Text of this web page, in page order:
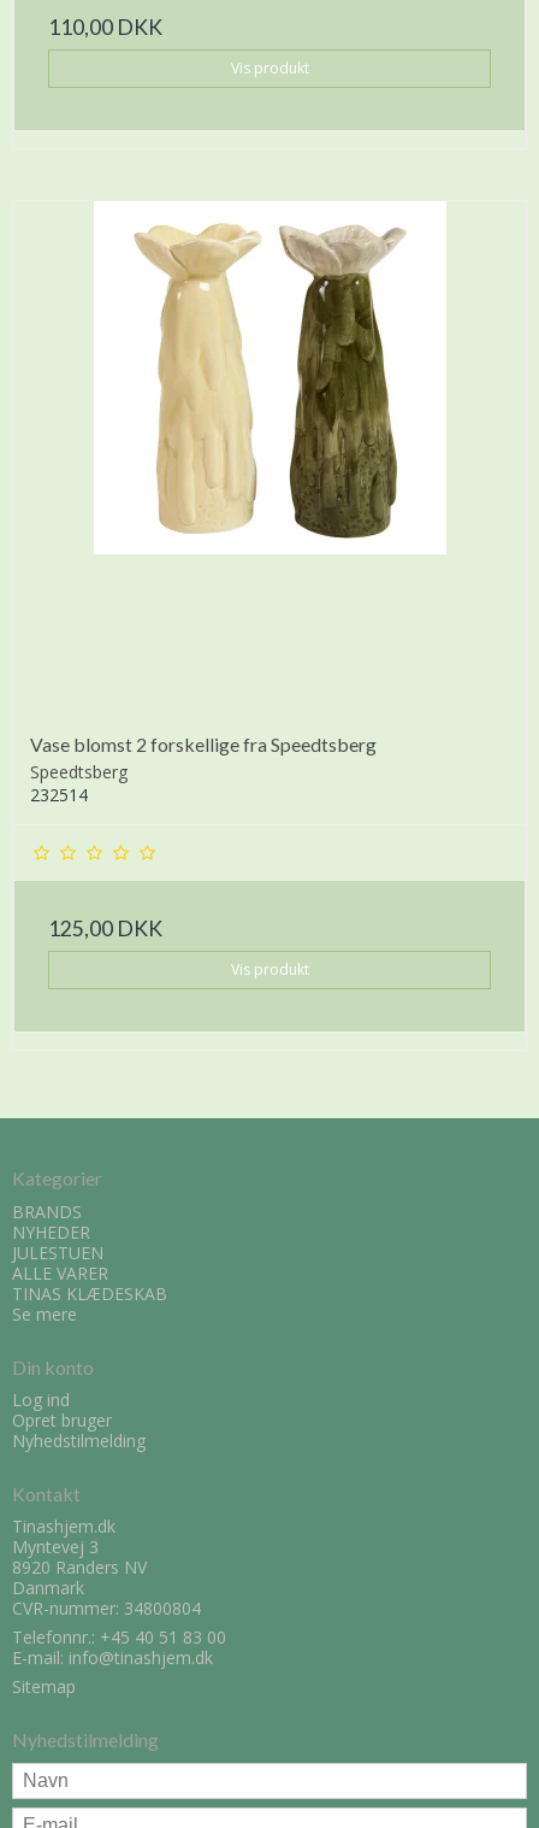
110,00 DKK
Vis produkt
Vase blomst 2 forskellige fra Speedtsberg
Speedtsberg
232514
125,00 DKK
Vis produkt
Kategorier
BRANDS
NYHEDER
JULESTUEN
ALLE VARER
TINAS KLÆDESKAB
Se mere
Din konto
Log ind
Opret bruger
Nyhedstilmelding
Kontakt
Tinashjem.dk
Myntevej 3
8920 Randers NV
Danmark
CVR-nummer: 34800804
Telefonnr.: +45 40 51 83 00
E-mail: info@tinashjem.dk
Sitemap
Nyhedstilmelding